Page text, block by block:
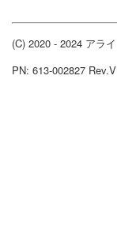
(C) 2020 - 2024 アラ
PN: 613-002827 Rev.V